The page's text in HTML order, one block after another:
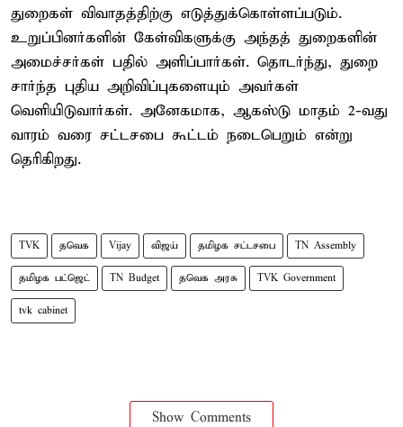
துறைகள் விவாதத்திற்கு எடுத்துக்கொள்ளப்படும்.
உறுப்பினர்களின் கேள்விகளுக்கு அந்தத் துறைகளின்
அமைச்சர்கள் பதில் அளிப்பார்கள். தொடர்ந்து, துறை
சார்ந்த புதிய அறிவிப்புகளையும் அவர்கள்
வெளியிடுவார்கள். அனேகமாக, ஆகஸ்டு மாதம் 2-வது
வாரம் வரை சட்டசபை கூட்டம் நடைபெறும் என்று
தெரிகிறது.
TVK தவெக Vijay விஜய் தமிழக சட்டசபை TN Assembly
தமிழக பட்ஜெட் TN Budget தவெக அரசு TVK Government
tvk cabinet
Show Comments